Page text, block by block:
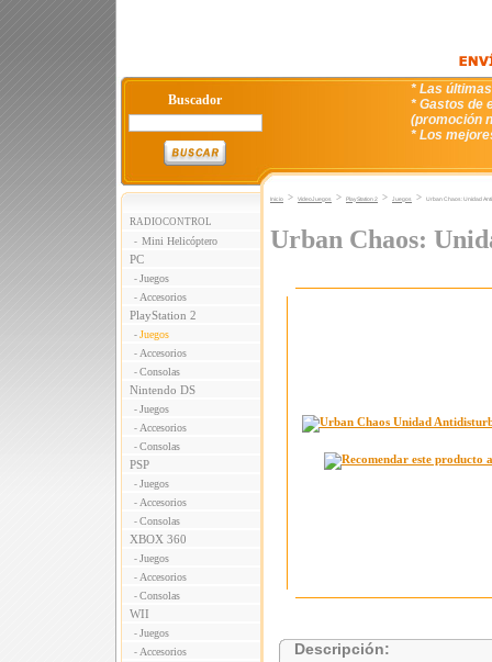
Buscador
* Las
* Gastos de
(promoción
* Los
RADIOCONTROL
- Mini Helicóptero
PC
- Juegos
- Accesorios
PlayStation 2
- Juegos
- Accesorios
- Consolas
Nintendo DS
- Juegos
- Accesorios
- Consolas
PSP
- Juegos
- Accesorios
- Consolas
XBOX 360
- Juegos
- Accesorios
- Consolas
WII
- Juegos
- Accesorios
Inicio > VideoJuegos > PlayStation 2 > Juegos > Urban Chaos: Unidad
Urban Chaos:
Descripción: